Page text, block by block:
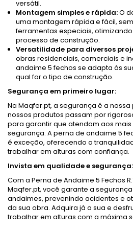
versátil.
Montagem simples e rápida:O
uma montagem rápida e fácil,
ferramentas especiais,
processo de construção.
Versatilidade para diversos
obras residenciais, comerciais e
andaime 5 fechos se adapta às
qual for o tipo de construção.
Segurança em primeiro lugar:
Na Maqfer.pt, a segurança é a
nossos produtos passam por
para garantir que atendam aos
segurança. A perna de andaime 5
é exceção, oferecendo a
trabalhar em alturas com confiança.
Invista em qualidade e segurança:
Com a Perna de Andaime 5 Fechos
Maqfer.pt, você garante a
andaimes, prevenindo acidentes e
da sua obra. Adquira já a sua e
trabalhar em alturas com a máxima